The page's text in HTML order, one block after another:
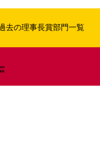
去の理事長賞部門一覧